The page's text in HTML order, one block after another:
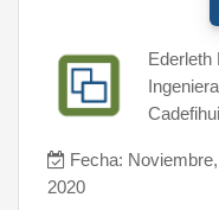
Ederleth
Fecha: Noviembre,
2020